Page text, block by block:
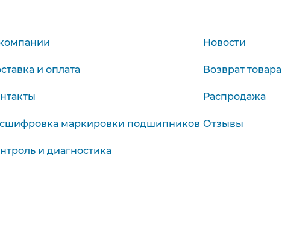
и оплата
маркировки подшипников
и диагностика
Новости
Возврат товара
Распродажа
Отзывы